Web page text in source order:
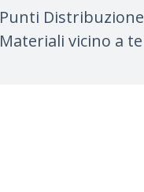
Punti Distribuzione
Materiali vicino a te